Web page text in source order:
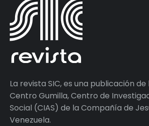
La revista SIC, es una publicación
Centro Gumilla, Centro de
Social (CIAS) de la Compañía de
Venezuela.